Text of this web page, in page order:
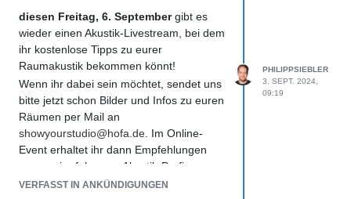
• FOH-Mix: Der optimale Klang im
Publikumsbereich
An dem Event könnt ihr sowohl vor Ort in
Karlsruhe als auch online im Livestream
teilnehmen.
Die Teilnahme am Workshop und am
Livestream ist für HOFA-College
Studierende und Gasthörer kostenfrei.
Eine verbindliche Anmeldung bis zum
31.03.2025 ist erforderlich.
Hier das Wichtigste in Kürze:
diesen Freitag, 6. Septembergibt es
wieder einen Akustik-Livestream, bei dem
ihr kostenlose Tipps zu eurer
Raumakustik bekommen könnt!
Wenn ihr dabei sein möchtet, sendet uns
bitte jetzt schon Bilder und Infos zu euren
Räumen per Mail an
showyourstudio@hofa.de . Im Online-
Event erhaltet ihr dann Empfehlungen
von zwei erfahrenen Akustik-Profis.
Außerdem könnt ihr unseren Akustikern
VERFASST IN ANKÜNDIGUNGEN
PHILIPPSIEBLER
3. SEPT. 2024,
09:19